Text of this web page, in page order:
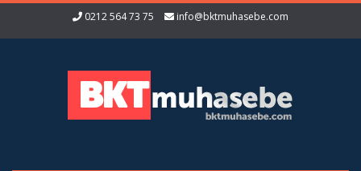
0212 564 73 75 info@bktmuhasebe.com